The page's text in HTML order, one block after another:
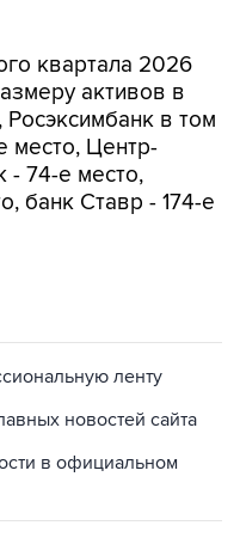
квартала 2026
в том
место, Центр-
- 74-е место,
банк Ставр - 174-е
новостей сайта
в официальном